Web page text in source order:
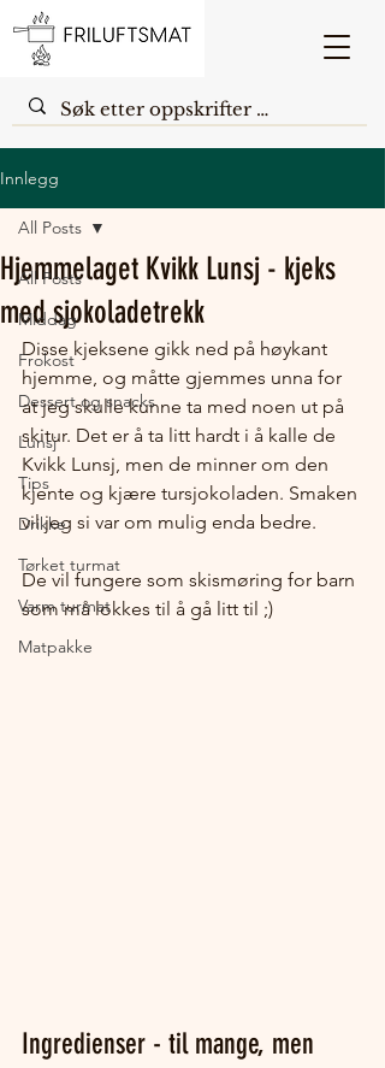
Innlegg
All Posts
Middag
Frokost
Dessert og snacks
Lunsj
Tips
Drikke
Tørket turmat
Varm turmat
Matpakke
All Posts
Hjemmelaget Kvikk Lunsj - kjeks
med sjokoladetrekk
Disse kjeksene gikk ned på høykant
hjemme, og måtte gjemmes unna for
at jeg skulle kunne ta med noen ut på
skitur. Det er å ta litt hardt i å kalle de
Kvikk Lunsj, men de minner om den
kjente og kjære tursjokoladen. Smaken
vil jeg si var om mulig enda bedre.
De vil fungere som skismøring for barn
som må lokkes til å gå litt til ;)
Ingredienser - til mange, men